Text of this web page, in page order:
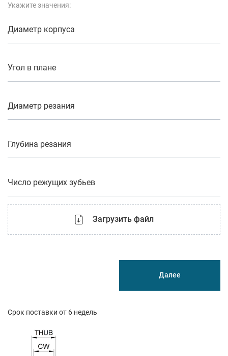
Срок поставки от 6 недель
Укажите значения:
Диаметр корпуса
Угол в плане
Диаметр резания
Глубина резания
Число режущих зубьев
Загрузить файл
Далее